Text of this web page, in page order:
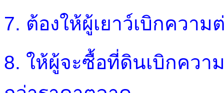
7. ต้องให้ผู้เยาว์เบิกควา
8. ให้ผู้จะซื้อที่ดินเบิกคว